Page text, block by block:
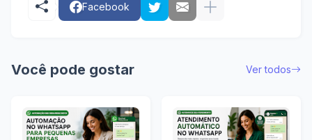
Facebook
Você pode gostar Ver todos